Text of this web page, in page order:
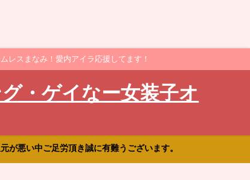
レスまなみ！愛内アイラ応援してます！
・ゲイなー女装子オ
が悪い中ご足労頂き誠に有難うございます。